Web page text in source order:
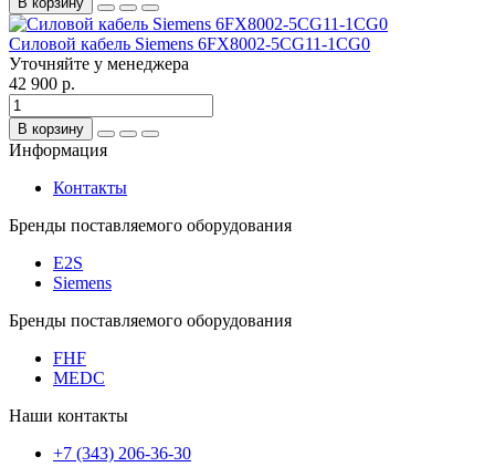
Силовой кабель Siemens 6FX8002-5CG11-1CG0
Уточняйте у менеджера
42 900 р.
В корзину
Информация
Контакты
Бренды поставляемого оборудования
E2S
Siemens
Бренды поставляемого оборудования
FHF
MEDC
Наши контакты
+7 (343) 206-36-30